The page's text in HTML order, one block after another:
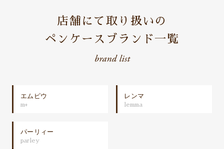
店舗にて取り扱いの
ペンケースブランド一覧
エムピウ
m+
レンマ
lemma
パーリィー
parley